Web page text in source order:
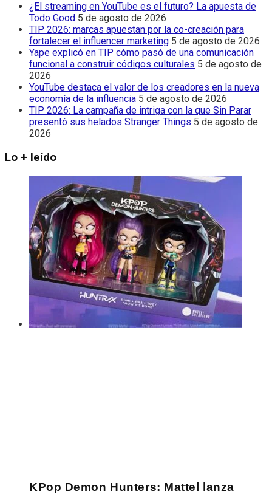
¿El streaming en YouTube es el futuro? La apuesta de
Todo Good 5 de agosto de 2026
TIP 2026: marcas apuestan por la co-creación para
fortalecer el influencer marketing 5 de agosto de 2026
Yape explicó en TIP cómo pasó de una comunicación
funcional a construir códigos culturales 5 de agosto de
2026
YouTube destaca el valor de los creadores en la nueva
economía de la influencia 5 de agosto de 2026
TIP 2026: La campaña de intriga con la que Sin Parar
presentó sus helados Stranger Things 5 de agosto de
2026
Lo + leído
KPop Demon Hunters: Mattel lanza